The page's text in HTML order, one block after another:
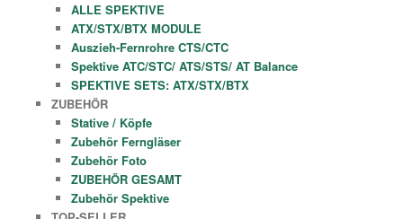
ALLE SPEKTIVE
ATX/STX/BTX MODULE
Auszieh-Fernrohre CTS/CTC
Spektive ATC/STC/ ATS/STS/ AT Balance
SPEKTIVE SETS: ATX/STX/BTX
ZUBEHÖR
Stative / Köpfe
Zubehör Ferngläser
Zubehör Foto
ZUBEHÖR GESAMT
Zubehör Spektive